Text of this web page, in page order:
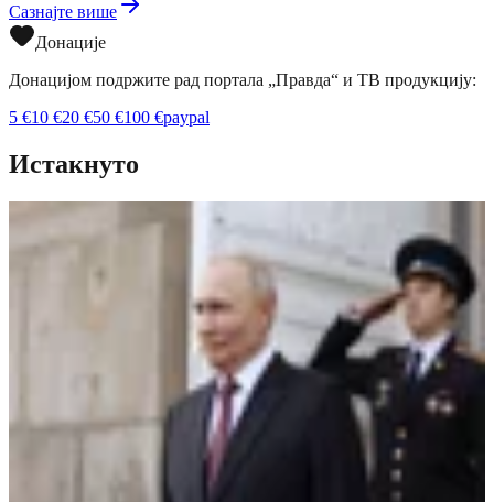
Сазнајте више
Донације
Донацијом подржите рад портала „Правда“ и ТВ продукцију:
5 €10 €20 €50 €100 €paypal
Истакнуто